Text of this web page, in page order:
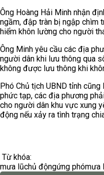
Ông Hoàng Hải Minh nhận
ngầm, đập tràn bị ngập chìm
hiểm khôn lường cho người
Ông Minh yêu cầu các địa
người dân khi lưu thông qua
không được lưu thông khi
Phó Chủ tịch UBND tỉnh
phức tạp, các địa phương
cho người dân khu vực xung
động nếu xảy ra tình trạng
Từ khóa:
mưa lũchủ độngứng phómưa